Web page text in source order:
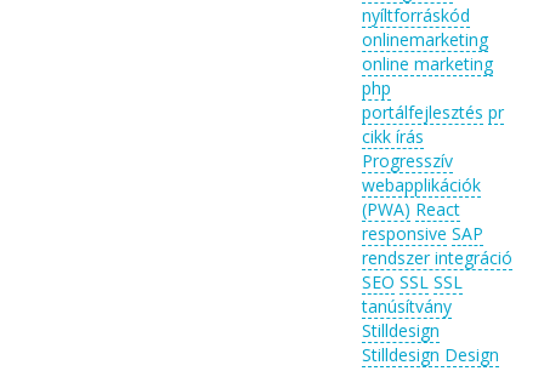
nyíltforráskód
onlinemarketing
online marketing
php
portálfejlesztés pr
cikk írás
Progresszív
webapplikációk
(PWA) React
responsive SAP
rendszer integráció
SEO SSL SSL
tanúsítvány
Stilldesign
Stilldesign Design